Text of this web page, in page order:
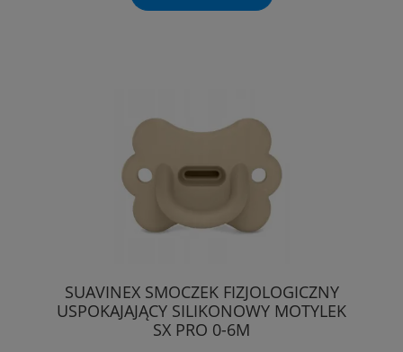
SUAVINEX SMOCZEK FIZJOLOGICZNY
USPOKAJAJĄCY SILIKONOWY MOTYLEK
SX PRO 0-6M